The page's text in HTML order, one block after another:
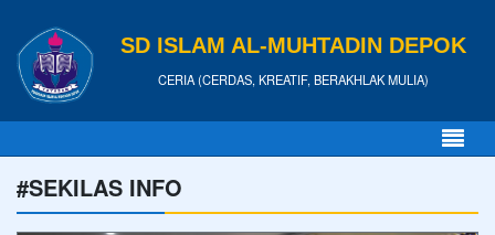
SD ISLAM AL-MUHTADIN DEPOK
CERIA (CERDAS, KREATIF, BERAKHLAK MULIA)
#SEKILAS INFO